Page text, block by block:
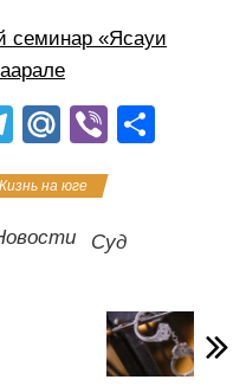
семинар «Ясауи
T
e
gr
M
.R
u
Vi
и
ть
на юге
Суд